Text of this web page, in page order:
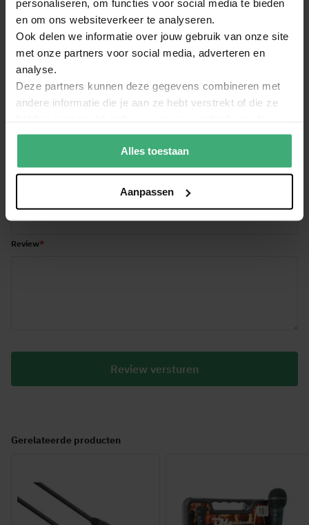
personaliseren, om functies voor social media te bieden
en om ons websiteverkeer te analyseren.
Ook delen we informatie over jouw gebruik van onze site
met onze partners voor social media, adverteren en
analyse.
Deze partners kunnen deze gegevens combineren met
andere informatie die je aan ze hebt verstrekt of die ze
services.
Alles toestaan
Aanpassen
Schrijf een review over:
Power Dynamics PD928 kolom geluidsinstallatie met
Bluetooth - 3200W
Review
Review versturen
Gerelateerde producten